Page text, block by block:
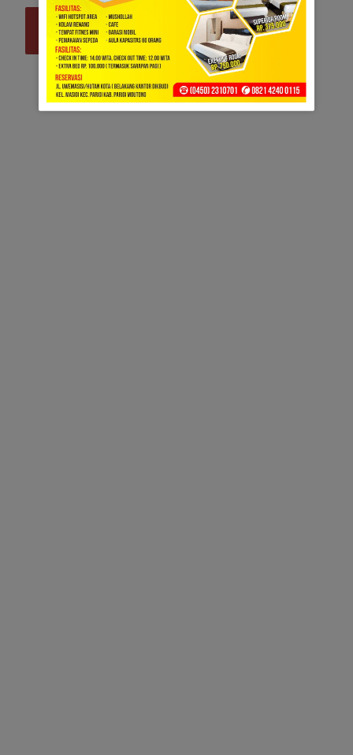
Patah Jadi Dua, Speedboat dan 11 WNA
Tenggelam